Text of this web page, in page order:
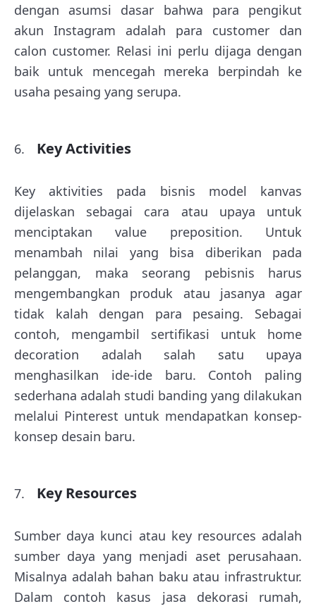
dengan asumsi dasar bahwa para pengikut
akun Instagram adalah para customer dan
calon customer. Relasi ini perlu dijaga dengan
baik untuk mencegah mereka berpindah ke
usaha pesaing yang serupa.
Key Activities
Key aktivities pada bisnis model kanvas
dijelaskan sebagai cara atau upaya untuk
menciptakan value preposition. Untuk
menambah nilai yang bisa diberikan pada
pelanggan, maka seorang pebisnis harus
mengembangkan produk atau jasanya agar
tidak kalah dengan para pesaing. Sebagai
contoh, mengambil sertifikasi untuk home
decoration adalah salah satu upaya
menghasilkan ide-ide baru. Contoh paling
sederhana adalah studi banding yang dilakukan
melalui Pinterest untuk mendapatkan konsep-
konsep desain baru.
Key Resources
Sumber daya kunci atau key resources adalah
sumber daya yang menjadi aset perusahaan.
Misalnya adalah bahan baku atau infrastruktur.
Dalam contoh kasus jasa dekorasi rumah,